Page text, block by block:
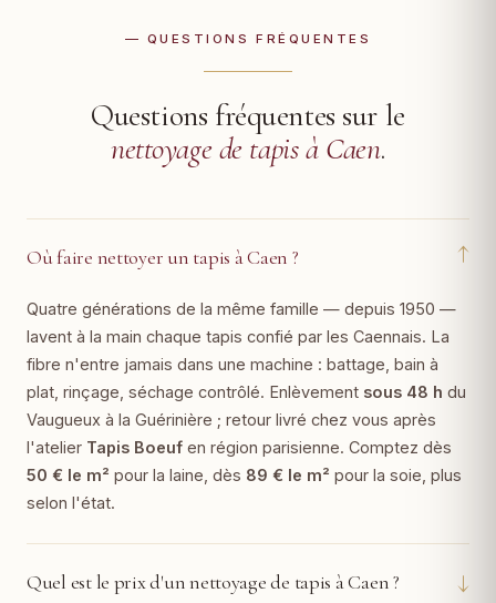
— QUESTIONS FRÉQUENTES
Questions fréquentes sur le
nettoyage de tapis à Caen.
Où faire nettoyer un tapis à Caen ? ↓
Quatre générations de la même famille — depuis 1950 —
lavent à la main chaque tapis confié par les Caennais. La
fibre n'entre jamais dans une machine : battage, bain à
plat, rinçage, séchage contrôlé. Enlèvement sous 48 h du
Vaugueux à la Guérinière ; retour livré chez vous après
l'atelier Tapis Boeuf en région parisienne. Comptez dès
50 € le m² pour la laine, dès 89 € le m² pour la soie, plus
selon l'état.
Quel est le prix d'un nettoyage de tapis à Caen ? ↓